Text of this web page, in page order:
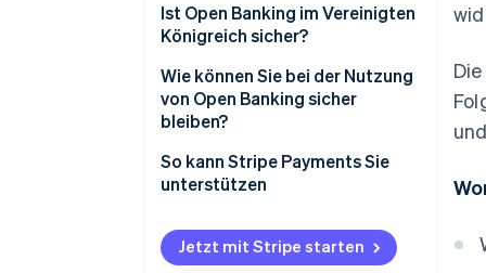
Im Vereinigten Königreich
In der gesamten EU
Anderswo auf der Welt
Ist Open Banking im Vereinigten
Königreich sicher?
Wie können Sie bei der Nutzung
von Open Banking sicher
bleiben?
So kann Stripe Payments Sie
unterstützen
Jetzt mit Stripe starten